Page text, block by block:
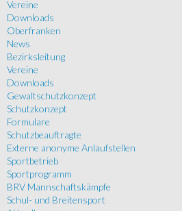
Vereine
Downloads
Oberfranken
News
Bezirksleitung
Vereine
Downloads
Gewaltschutzkonzept
Schutzkonzept
Formulare
Schutzbeauftragte
Externe anonyme Anlaufstellen
Sportbetrieb
Sportprogramm
BRV Mannschaftskämpfe
Schul- und Breitensport